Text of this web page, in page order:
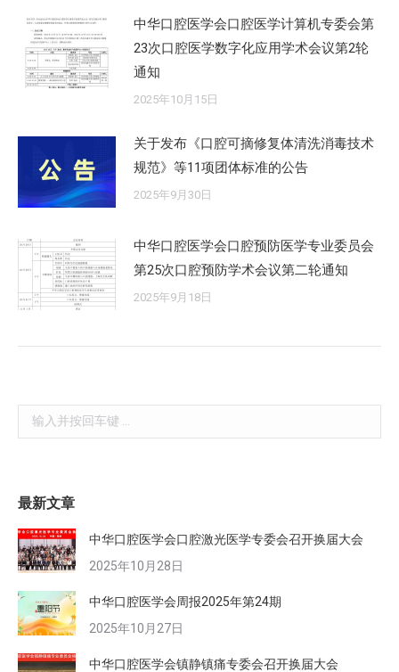
中华口腔医学会口腔医学计算机专委会第
23次口腔医学数字化应用学术会议第2轮
通知
2025年10月15日
关于发布《口腔可摘修复体清洗消毒技术
规范》等11项团体标准的公告
2025年9月30日
中华口腔医学会口腔预防医学专业委员会
第25次口腔预防学术会议第二轮通知
2025年9月18日
Search:
最新文章
中华口腔医学会口腔激光医学专委会召开换届大会
2025年10月28日
中华口腔医学会周报2025年第24期
2025年10月27日
中华口腔医学会镇静镇痛专委会召开换届大会